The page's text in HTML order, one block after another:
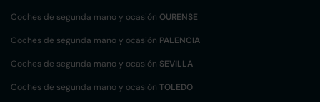
Coches de segunda mano y ocasión OURENSE
Coches de segunda mano y ocasión PALENCIA
Coches de segunda mano y ocasión SEVILLA
Coches de segunda mano y ocasión TOLEDO